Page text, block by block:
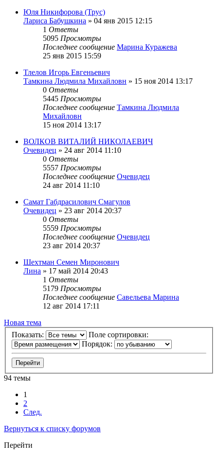
Юля Никифорова (Трус)
Лариса Бабушкина » 04 янв 2015 12:15
1 Ответы
5095 Просмотры
Последнее сообщение Марина Куражева
25 янв 2015 15:59
Тлелов Игорь Евгеньевич
Тамкина Людмила Михайловн » 15 ноя 2014 13:17
0 Ответы
5445 Просмотры
Последнее сообщение Тамкина Людмила
Михайловн
15 ноя 2014 13:17
ВОЛКОВ ВИТАЛИЙ НИКОЛАЕВИЧ
Очевидец » 24 авг 2014 11:10
0 Ответы
5557 Просмотры
Последнее сообщение Очевидец
24 авг 2014 11:10
Самат Габдрасилович Смагулов
Очевидец » 23 авг 2014 20:37
0 Ответы
5559 Просмотры
Последнее сообщение Очевидец
23 авг 2014 20:37
Шехтман Семен Миронович
Лина » 17 май 2014 20:43
1 Ответы
5179 Просмотры
Последнее сообщение Савельева Марина
12 авг 2014 17:11
Новая тема
Показать:
Поле сортировки:
Порядок:
94 темы
1
2
След.
Вернуться к списку форумов
Перейти